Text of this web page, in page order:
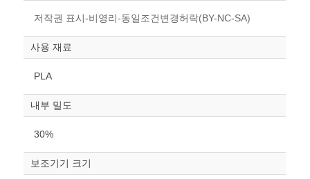
저작권 표시-비영리-동일조건변경허락(BY-NC-SA)
사용 재료
PLA
내부 밀도
30%
보조기기 크기